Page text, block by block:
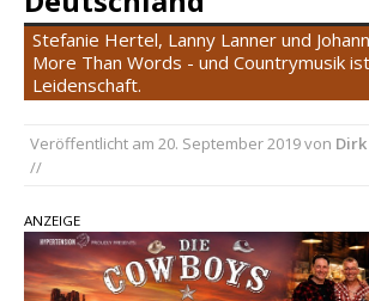
„Pearl Handled Pistol“
Son Volt – „Sound Signal
am 28. August
Talks“ – eine Hymne auf
Stefanie Hertel, Lanny Lanner und
More Than Words - und Countrymusik
Leidenschaft.
Veröffentlicht am 20. September 2019von
//
ANZEIGE